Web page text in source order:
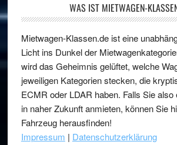
WAS IST MIETWAGEN-
Mietwagen-Klassen.de ist eine
Licht ins Dunkel der
wird das Geheimnis gelüftet, welche
jeweiligen Kategorien stecken, die
ECMR oder LDAR haben. Falls Sie also
in naher Zukunft anmieten, können Sie
Fahrzeug herausfinden!
Impressum | Datenschutzerklärung